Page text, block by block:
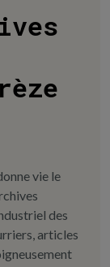
vie le
des
articles